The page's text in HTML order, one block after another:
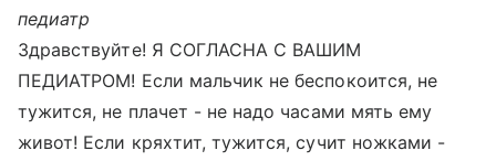
педиатр
Здравствуйте! Я СОГЛАСНА С ВАШИМ
ПЕДИАТРОМ! Если мальчик не беспокоится, не
тужится, не плачет - не надо часами мять ему
живот! Если кряхтит, тужится, сучит ножками -